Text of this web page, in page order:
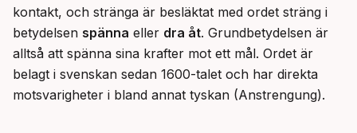
kontakt, och stränga är besläktat med ordet sträng i
betydelsen spänna eller dra åt. Grundbetydelsen är
alltså att spänna sina krafter mot ett mål. Ordet är
belagt i svenskan sedan 1600-talet och har direkta
motsvarigheter i bland annat tyskan (Anstrengung).